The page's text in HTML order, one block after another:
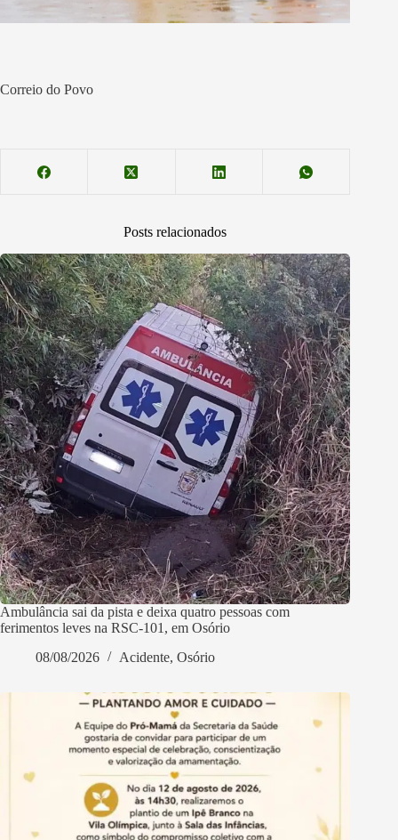
Correio do Povo
Posts relacionados
Ambulância sai da pista e deixa quatro pessoas com
ferimentos leves na RSC-101, em Osório
08/08/2026
Acidente, Osório